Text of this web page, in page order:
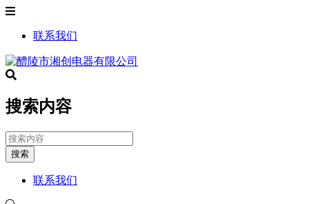
联系我们
搜索内容
搜索
联系我们